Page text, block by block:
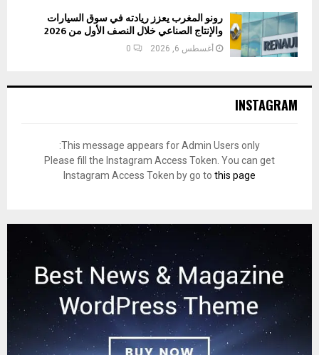
رونو المغرب يعزز ريادته في سوق السيارات
والإنتاج الصناعي خلال النصف الأول من 2026
أغسطس 6, 2026 0
INSTAGRAM
This message appears for Admin Users only:
Please fill the Instagram Access Token. You can get
Instagram Access Token by go to this page